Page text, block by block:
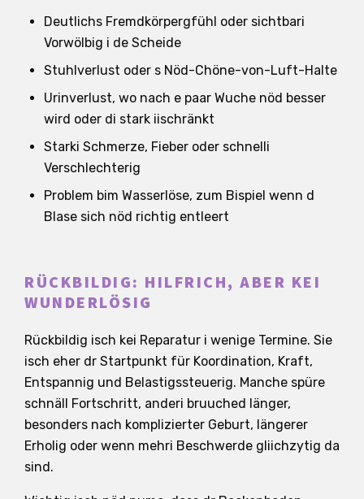
Deutlichs Fremdkörpergfühl oder sichtbari
Vorwölbig i de Scheide
Stuhlverlust oder s Nöd-Chöne-von-Luft-Halte
Urinverlust, wo nach e paar Wuche nöd besser
wird oder di stark iischränkt
Starki Schmerze, Fieber oder schnelli
Verschlechterig
Problem bim Wasserlöse, zum Bispiel wenn d
Blase sich nöd richtig entleert
RÜCKBILDIG: HILFRICH, ABER KEI
WUNDERLÖSIG
Rückbildig isch kei Reparatur i wenige Termine. Sie
isch eher dr Startpunkt für Koordination, Kraft,
Entspannig und Belastigssteuerig. Manche spüre
schnäll Fortschritt, anderi bruuched länger,
besonders nach komplizierter Geburt, längerer
Erholig oder wenn mehri Beschwerde gliichzytig da
sind.